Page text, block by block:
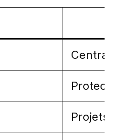
Centraliser
Protection
Projets